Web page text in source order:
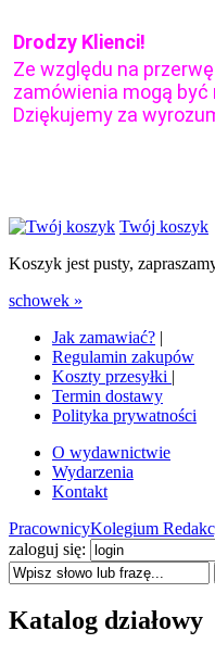
Drodzy Klienci!
Ze względu na
zamówienia mogą być
Dziękujemy za
Twój koszyk
Koszyk jest pusty,
schowek »
Jak zamawiać? |
Regulamin zakupów
Koszty przesyłki |
Termin dostawy
Polityka prywatności
O wydawnictwie
Wydarzenia
Kontakt
PracownicyKolegium
zaloguj się:
Katalog działowy